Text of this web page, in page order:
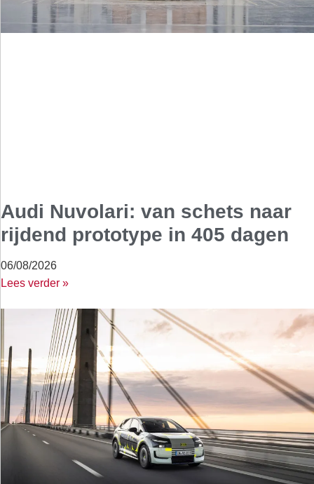
Audi Nuvolari: van schets naar
rijdend prototype in 405 dagen
06/08/2026
Lees verder »